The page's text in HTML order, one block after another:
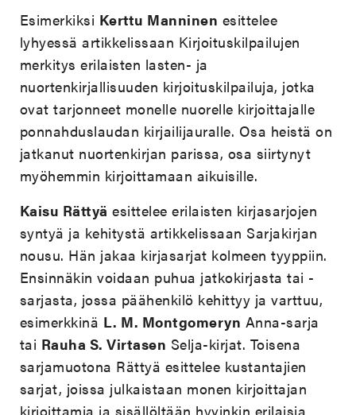
Esimerkiksi Kerttu Manninen esittelee
lyhyessä artikkelissaan Kirjoituskilpailujen
merkitys erilaisten lasten- ja
nuortenkirjallisuuden kirjoituskilpailuja, jotka
ovat tarjonneet monelle nuorelle kirjoittajalle
ponnahduslaudan kirjailijauralle. Osa heistä on
jatkanut nuortenkirjan parissa, osa siirtynyt
myöhemmin kirjoittamaan aikuisille.
Kaisu Rättyä esittelee erilaisten kirjasarjojen
syntyä ja kehitystä artikkelissaan Sarjakirjan
nousu. Hän jakaa kirjasarjat kolmeen tyyppiin.
Ensinnäkin voidaan puhua jatkokirjasta tai -
sarjasta, jossa päähenkilö kehittyy ja varttuu,
esimerkkinä L. M. Montgomeryn Anna-sarja
tai Rauha S. Virtasen Selja-kirjat. Toisena
sarjamuotona Rättyä esittelee kustantajien
sarjat, joissa julkaistaan monen kirjoittajan
kirjoittamia ja sisällöltään hyvinkin erilaisia